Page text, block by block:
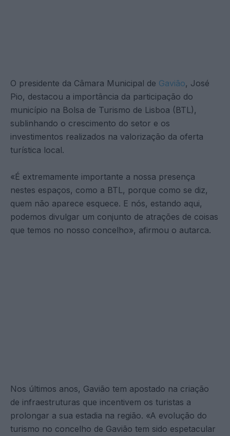
O presidente da Câmara Municipal de Gavião, José
Pio, destacou a importância da participação do
município na Bolsa de Turismo de Lisboa (BTL),
sublinhando o crescimento do setor e os
investimentos realizados na valorização da oferta
turística local.
«É extremamente importante a nossa presença
nestes espaços, como a BTL, porque como se diz,
quem não aparece esquece. E nós, estando aqui,
podemos divulgar um conjunto de atrações de coisas
que temos no nosso concelho», afirmou o autarca.
Nos últimos anos, Gavião tem apostado na criação
de infraestruturas que incentivem os turistas a
prolongar a sua estadia na região. «A evolução do
turismo no concelho de Gavião tem sido espetacular